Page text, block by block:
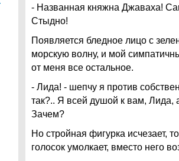
- Названная княжна Джаваха!
Стыдно!
Появляется бледное лицо с
морскую волну, и мой
от меня все остальное.
- Лида! - шепчу я против
так?.. Я всей душой к вам, Лида,
Зачем?
Но стройная фигурка исчезает,
голосок умолкает, вместо него